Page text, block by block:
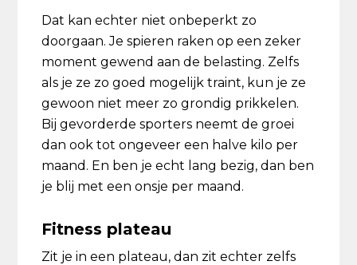
Dat kan echter niet onbeperkt zo
doorgaan. Je spieren raken op een zeker
moment gewend aan de belasting. Zelfs
als je ze zo goed mogelijk traint, kun je ze
gewoon niet meer zo grondig prikkelen.
Bij gevorderde sporters neemt de groei
dan ook tot ongeveer een halve kilo per
maand. En ben je echt lang bezig, dan ben
je blij met een onsje per maand.
Fitness plateau
Zit je in een plateau, dan zit echter zelfs